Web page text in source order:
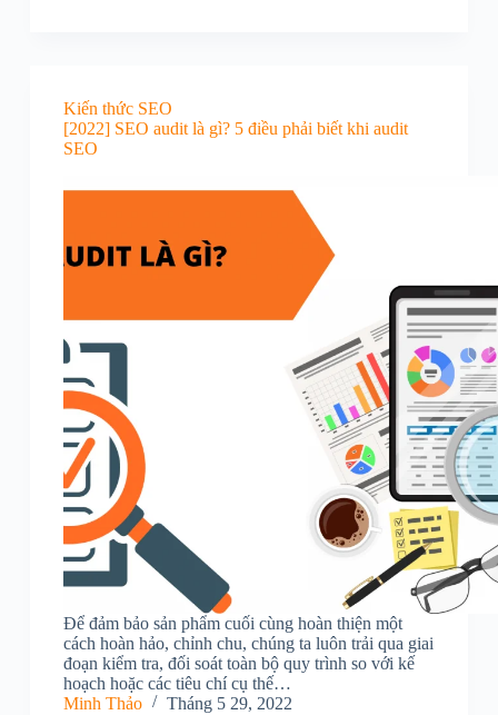
Kiến thức SEO
[2022] SEO audit là gì? 5 điều phải biết khi audit
SEO
Để đảm bảo sản phẩm cuối cùng hoàn thiện một
cách hoàn hảo, chỉnh chu, chúng ta luôn trải qua giai
đoạn kiểm tra, đối soát toàn bộ quy trình so với kế
hoạch hoặc các tiêu chí cụ thế…
Minh Thảo
Tháng 5 29, 2022